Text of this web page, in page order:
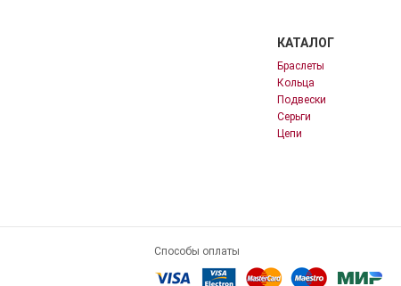
КАТАЛОГ
Браслеты
Кольца
Подвески
Серьги
Цепи
Способы оплаты